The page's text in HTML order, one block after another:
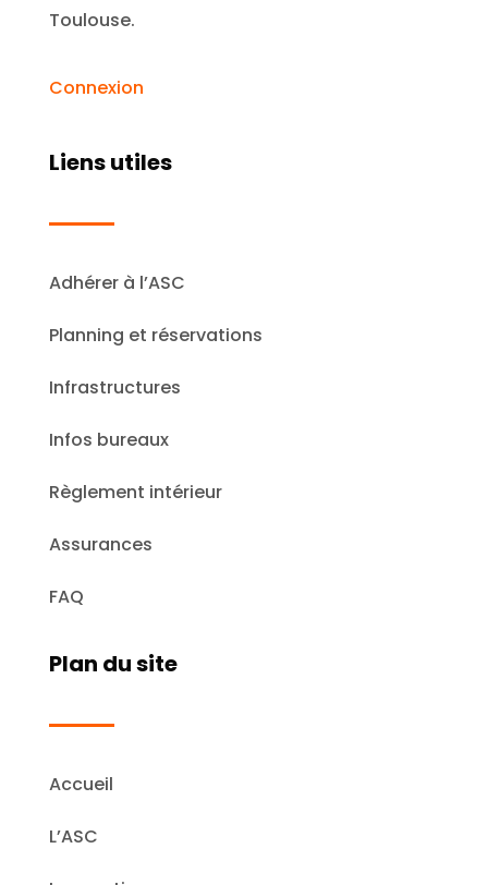
Toulouse.
Connexion
Liens utiles
Adhérer à l’ASC
Planning et réservations
Infrastructures
Infos bureaux
Règlement intérieur
Assurances
FAQ
Plan du site
Accueil
L’ASC